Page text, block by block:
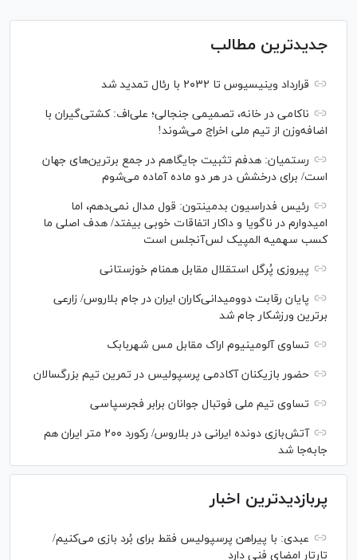
جدیدترین مطالب
قرارداد وینیسیوس تا ۲۰۳۲ با رئال‌ تمدید شد
ناکامی در خانه، تصمیمی جنجالی؛ علی‌اف: کشتی‌گیران با
اضافه‌وزن از تیم ملی اخراج می‌شوند!
رستمیان: هدفم تثبیت جایگاهم در جمع برترین‌های جهان
است/ برای درخشش در هر دو ماده آماده می‌شوم
رئیس فدراسیون بدمینتون: قول مدال نمی‌دهم، اما
امیدوارم در ناگویا و داکار اتفاقات خوبی بیفتد/ هدف اصلی ما
کسب سهمیه المپیک لس‌آنجلس است
پیروزی پُرگل استقلال مقابل همنام خوزستانی
پایان رقابت دوومیدانی‌کاران ایران در جام بلاروس/ زارعی
برترین ورزشکار جام شد
تساوی آلومینیوم اراک مقابل مس شهربابک
حضور بازیکنان آکادمی پرسپولیس در تمرین تیم بزرگسالان
تساوی تیم ملی فوتبال جوانان برابر فجرسپاسی
آتش‌بازی دونده ایرانی در بلاروس/ رکورد ۲۰۰ متر ایران هم
جابه‌جا شد
پربازدیدترین اخبار
عبدی: با پیراهن پرسپولیس فقط برای بُرد بازی می‌کنیم/
تارتار امضای فنی دارد